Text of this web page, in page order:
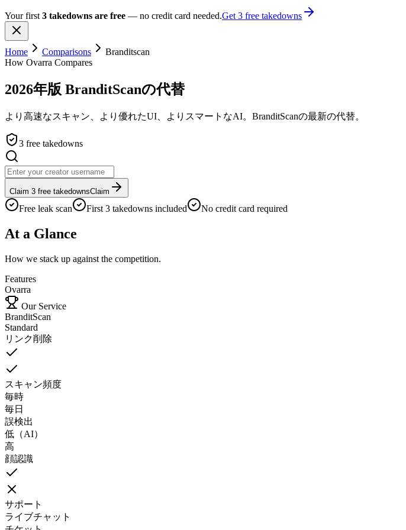
Your first 3 takedowns are free — no credit card needed.Get 3 free takedowns
Home Comparisons
Branditscan
How Ovarra Compares
2026年版 BranditScanの代替
より高速なスキャン、より優れたUI、よりスマートなAI。BranditScanの最新の代替。
3 free takedowns
Claim 3 free takedownsClaim
Free leak scan First 3 takedowns included No credit card required
At a Glance
How we stack up against the competition.
Features
Ovarra
Our Service
BranditScan
Standard
リンク削除
スキャン頻度
毎時
毎日
誤検出
低（AI）
高
顔認識
サポート
ライブチャット